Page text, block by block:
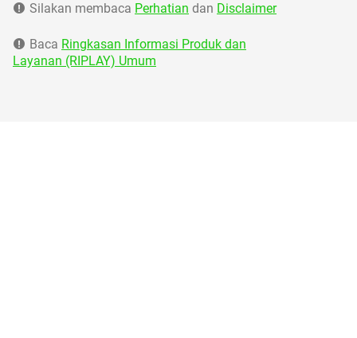
Silakan membaca Perhatian dan Disclaimer
Baca Ringkasan Informasi Produk dan
Layanan (RIPLAY) Umum